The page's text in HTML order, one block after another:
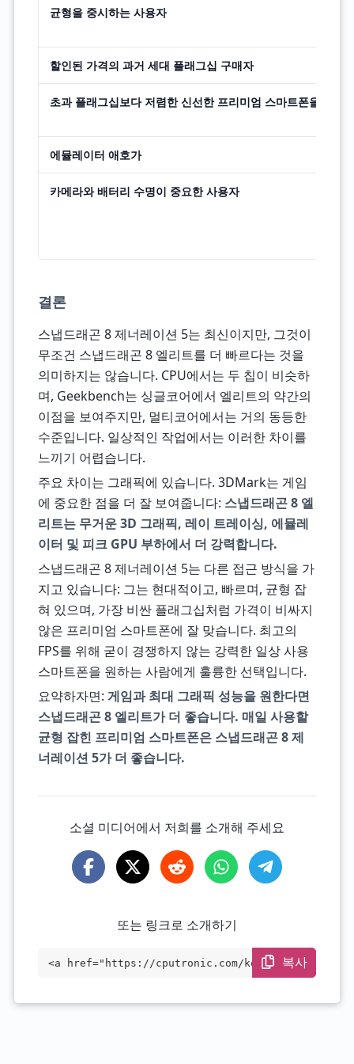
균형을 중시하는 사용자
할인된 가격의 과거 세대 플래그십 구매자
초과 플래그십보다 저렴한 신선한 프리미엄 스마트폰을 원하
에뮬레이터 애호가
카메라와 배터리 수명이 중요한 사용자
결론
스냅드래곤 8 제너레이션 5는 최신이지만, 그것이
무조건 스냅드래곤 8 엘리트를 더 빠르다는 것을
의미하지는 않습니다. CPU에서는 두 칩이 비슷하
며, Geekbench는 싱글코어에서 엘리트의 약간의
이점을 보여주지만, 멀티코어에서는 거의 동등한
수준입니다. 일상적인 작업에서는 이러한 차이를
느끼기 어렵습니다.
주요 차이는 그래픽에 있습니다. 3DMark는 게임
에 중요한 점을 더 잘 보여줍니다: 스냅드래곤 8 엘
리트는 무거운 3D 그래픽, 레이 트레이싱, 에뮬레
이터 및 피크 GPU 부하에서 더 강력합니다.
스냅드래곤 8 제너레이션 5는 다른 접근 방식을 가
지고 있습니다: 그는 현대적이고, 빠르며, 균형 잡
혀 있으며, 가장 비싼 플래그십처럼 가격이 비싸지
않은 프리미엄 스마트폰에 잘 맞습니다. 최고의
FPS를 위해 굳이 경쟁하지 않는 강력한 일상 사용
스마트폰을 원하는 사람에게 훌륭한 선택입니다.
요약하자면: 게임과 최대 그래픽 성능을 원한다면
스냅드래곤 8 엘리트가 더 좋습니다. 매일 사용할
균형 잡힌 프리미엄 스마트폰은 스냅드래곤 8 제
너레이션 5가 더 좋습니다.
소셜 미디어에서 저희를 소개해 주세요
또는 링크로 소개하기
<a href="https://cputronic.com/ko/soc/co
복사